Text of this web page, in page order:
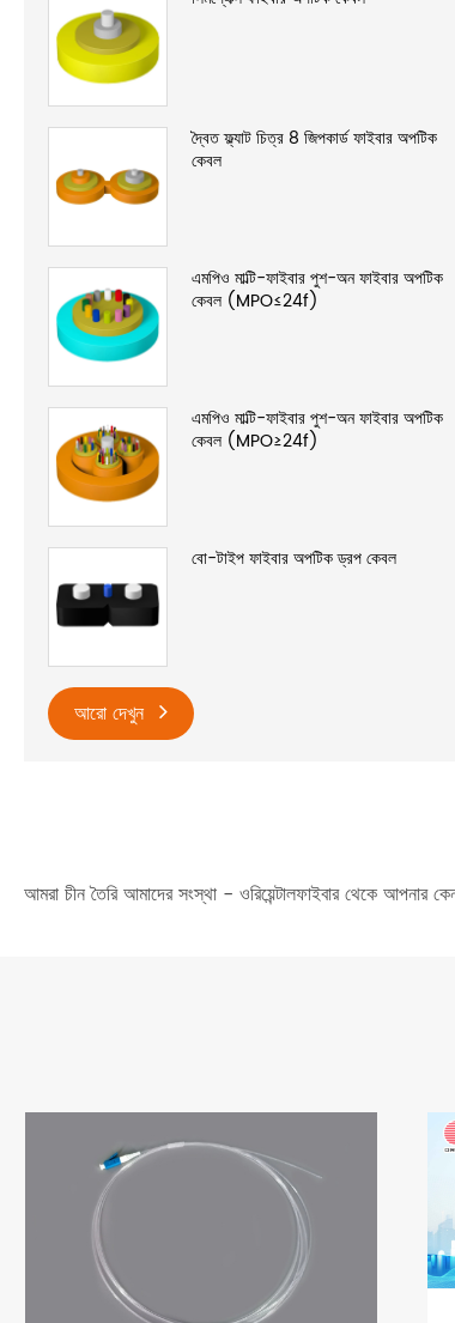
দ্বৈত ফ্ল্যাট চিত্র 8 জিপকার্ড ফাইবার অপটিক
কেবল
এমপিও মাল্টি-ফাইবার পুশ-অন ফাইবার অপটিক
কেবল (MPO≤24f)
এমপিও মাল্টি-ফাইবার পুশ-অন ফাইবার অপটিক
কেবল (MPO≥24f)
বো-টাইপ ফাইবার অপটিক ড্রপ কেবল
আরো দেখুন
আমরা চীন তৈরি আমাদের সংস্থা - ওরিয়েন্টালফাইবার থেকে